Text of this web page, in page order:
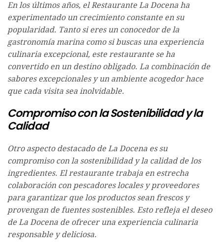
En los últimos años, el Restaurante La Docena ha
experimentado un crecimiento constante en su
popularidad. Tanto si eres un conocedor de la
gastronomía marina como si buscas una experiencia
culinaria excepcional, este restaurante se ha
convertido en un destino obligado. La combinación de
sabores excepcionales y un ambiente acogedor hace
que cada visita sea inolvidable.
Compromiso con la Sostenibilidad y la
Calidad
Otro aspecto destacado de La Docena es su
compromiso con la sostenibilidad y la calidad de los
ingredientes. El restaurante trabaja en estrecha
colaboración con pescadores locales y proveedores
para garantizar que los productos sean frescos y
provengan de fuentes sostenibles. Esto refleja el deseo
de La Docena de ofrecer una experiencia culinaria
responsable y deliciosa.